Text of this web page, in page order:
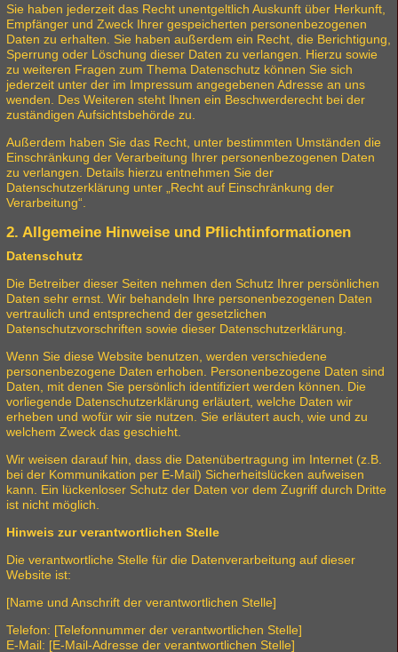
Sie haben jederzeit das Recht unentgeltlich Auskunft über Herkunft,
Empfänger und Zweck Ihrer gespeicherten personenbezogenen
Daten zu erhalten. Sie haben außerdem ein Recht, die Berichtigung,
Sperrung oder Löschung dieser Daten zu verlangen. Hierzu sowie
zu weiteren Fragen zum Thema Datenschutz können Sie sich
jederzeit unter der im Impressum angegebenen Adresse an uns
wenden. Des Weiteren steht Ihnen ein Beschwerderecht bei der
zuständigen Aufsichtsbehörde zu.
Außerdem haben Sie das Recht, unter bestimmten Umständen die
Einschränkung der Verarbeitung Ihrer personenbezogenen Daten
zu verlangen. Details hierzu entnehmen Sie der
Datenschutzerklärung unter „Recht auf Einschränkung der
Verarbeitung“.
2. Allgemeine Hinweise und Pflichtinformationen
Datenschutz
Die Betreiber dieser Seiten nehmen den Schutz Ihrer persönlichen
Daten sehr ernst. Wir behandeln Ihre personenbezogenen Daten
vertraulich und entsprechend der gesetzlichen
Datenschutzvorschriften sowie dieser Datenschutzerklärung.
Wenn Sie diese Website benutzen, werden verschiedene
personenbezogene Daten erhoben. Personenbezogene Daten sind
Daten, mit denen Sie persönlich identifiziert werden können. Die
vorliegende Datenschutzerklärung erläutert, welche Daten wir
erheben und wofür wir sie nutzen. Sie erläutert auch, wie und zu
welchem Zweck das geschieht.
Wir weisen darauf hin, dass die Datenübertragung im Internet (z.B.
bei der Kommunikation per E-Mail) Sicherheitslücken aufweisen
kann. Ein lückenloser Schutz der Daten vor dem Zugriff durch Dritte
ist nicht möglich.
Hinweis zur verantwortlichen Stelle
Die verantwortliche Stelle für die Datenverarbeitung auf dieser
Website ist:
[Name und Anschrift der verantwortlichen Stelle]
Telefon: [Telefonnummer der verantwortlichen Stelle]
E-Mail: [E-Mail-Adresse der verantwortlichen Stelle]